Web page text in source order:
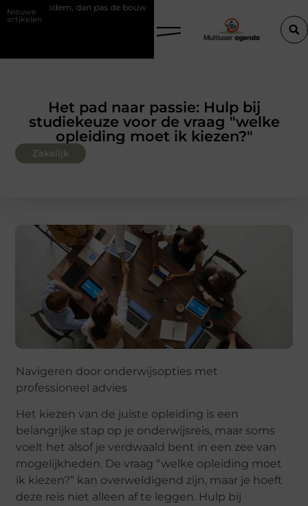
Nieuwe
artikelen
dan pas de bouw Slim kiezen voor wisselweer met een tussenjas
Het pad naar passie: Hulp bij
studiekeuze voor de vraag "welke
opleiding moet ik kiezen?"
Zakelijk
Navigeren door onderwijsopties met
professioneel advies
Het kiezen van de juiste opleiding is een
belangrijke stap op je onderwijsreis, maar soms
voelt het alsof je verdwaald bent in een zee van
mogelijkheden. De vraag “welke opleiding moet
ik kiezen?” kan overweldigend zijn, maar je hoeft
deze reis niet alleen af te leggen. Hulp bij